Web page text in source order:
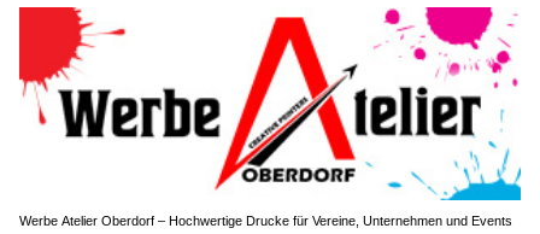
Werbe Atelier Oberdorf – Hochwertige Drucke für Vereine, Unternehmen und Events